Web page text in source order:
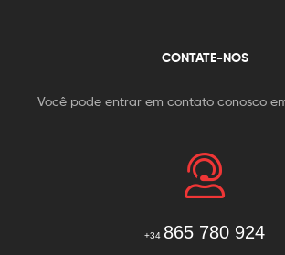
CONTATE-NOS
Você pode entrar em contato conosco
+34 865 780 924